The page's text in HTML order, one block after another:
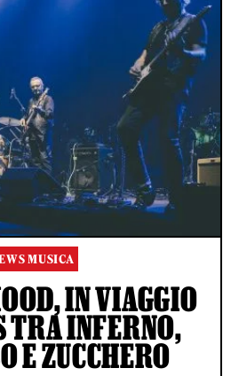
MUSICA
IN VIAGGIO
TRA INFERNO,
E ZUCCHERO